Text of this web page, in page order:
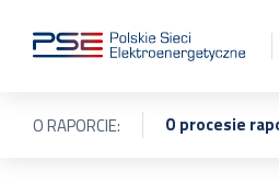
O RAPORCIE: O procesie